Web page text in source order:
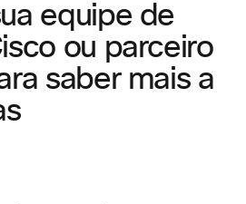
equipe de
ou parceiro
saber mais a